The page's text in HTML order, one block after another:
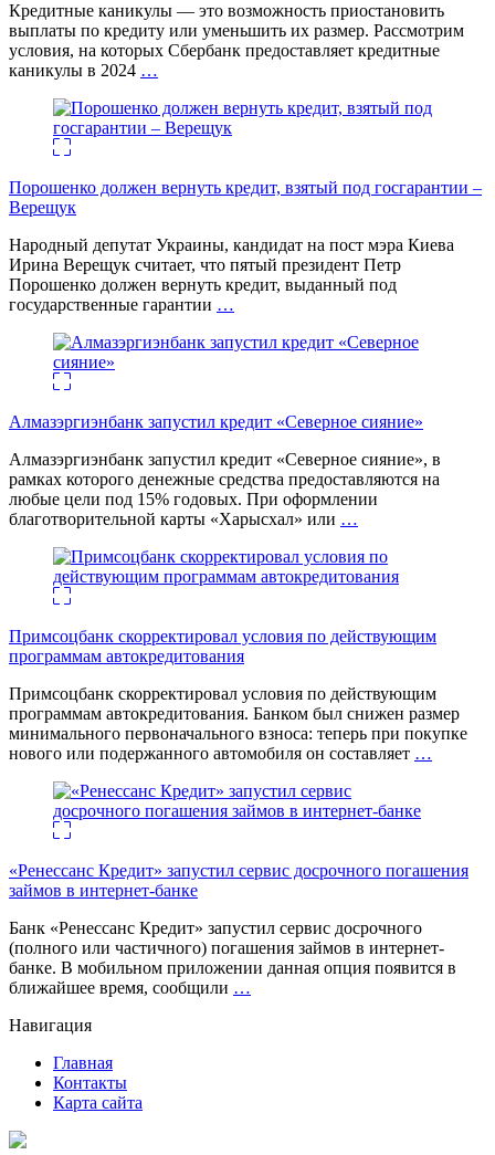
Кредитные каникулы — это возможность приостановить
выплаты по кредиту или уменьшить их размер. Рассмотрим
условия, на которых Сбербанк предоставляет кредитные
каникулы в 2024 …
Порошенко должен вернуть кредит, взятый под госгарантии –
Верещук
Народный депутат Украины, кандидат на пост мэра Киева
Ирина Верещук считает, что пятый президент Петр
Порошенко должен вернуть кредит, выданный под
государственные гарантии …
Алмазэргиэнбанк запустил кредит «Северное сияние»
Алмазэргиэнбанк запустил кредит «Северное сияние», в
рамках которого денежные средства предоставляются на
любые цели под 15% годовых. При оформлении
благотворительной карты «Харысхал» или …
Примсоцбанк скорректировал условия по действующим
программам автокредитования
Примсоцбанк скорректировал условия по действующим
программам автокредитования. Банком был снижен размер
минимального первоначального взноса: теперь при покупке
нового или подержанного автомобиля он составляет …
«Ренессанс Кредит» запустил сервис досрочного погашения
займов в интернет-банке
Банк «Ренессанс Кредит» запустил сервис досрочного
(полного или частичного) погашения займов в интернет-
банке. В мобильном приложении данная опция появится в
ближайшее время, сообщили …
Навигация
Главная
Контакты
Карта сайта